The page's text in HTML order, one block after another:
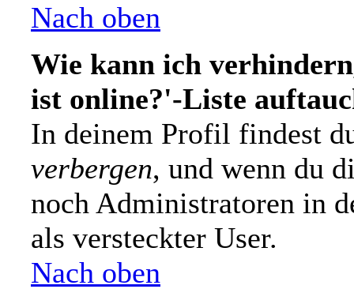
Nach oben
Wie kann ich
ist online?'-Liste
In deinem Profil findest
verbergen, und wenn du
noch Administratoren in
als versteckter User.
Nach oben